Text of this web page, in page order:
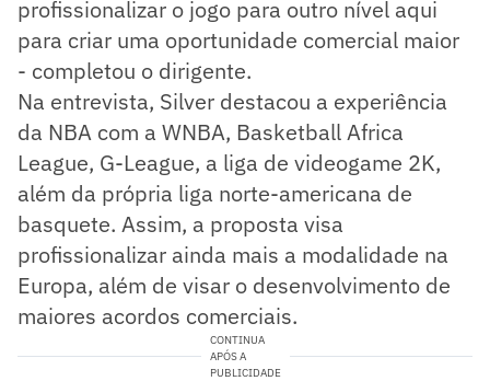
profissionalizar o jogo para outro nível aqui
para criar uma oportunidade comercial maior
- completou o dirigente.
Na entrevista, Silver destacou a experiência
da NBA com a WNBA, Basketball Africa
League, G-League, a liga de videogame 2K,
além da própria liga norte-americana de
basquete. Assim, a proposta visa
profissionalizar ainda mais a modalidade na
Europa, além de visar o desenvolvimento de
maiores acordos comerciais.
CONTINUA
APÓS A
PUBLICIDADE